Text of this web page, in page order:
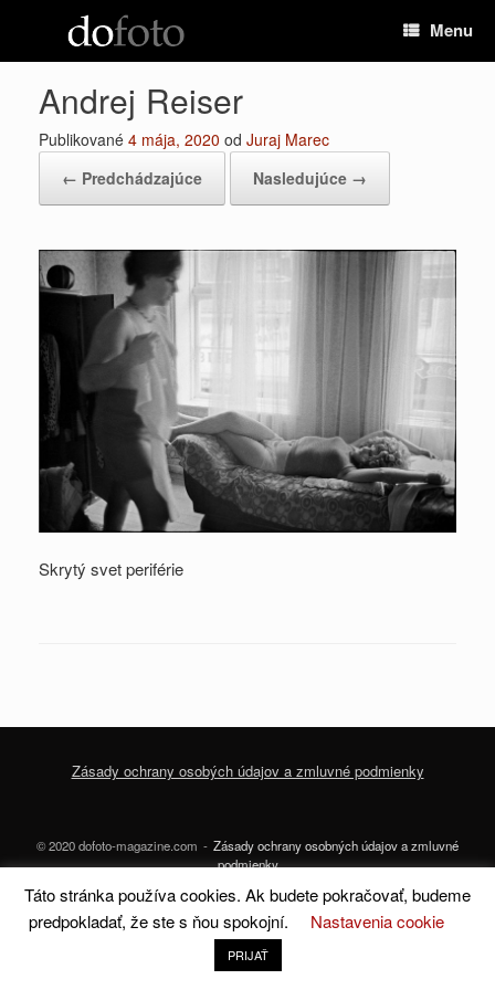
Menu
Andrej Reiser
Publikované 4 mája, 2020 od Juraj Marec
← Predchádzajúce
Nasledujúce →
Skrytý svet periférie
Zásady ochrany osobých údajov a zmluvné podmienky
© 2020 dofoto-magazine.com
Zásady ochrany osobných údajov a zmluvné
podmienky
Táto stránka používa cookies. Ak budete pokračovať, budeme
predpokladať, že ste s ňou spokojní.
Nastavenia cookie
PRIJAŤ